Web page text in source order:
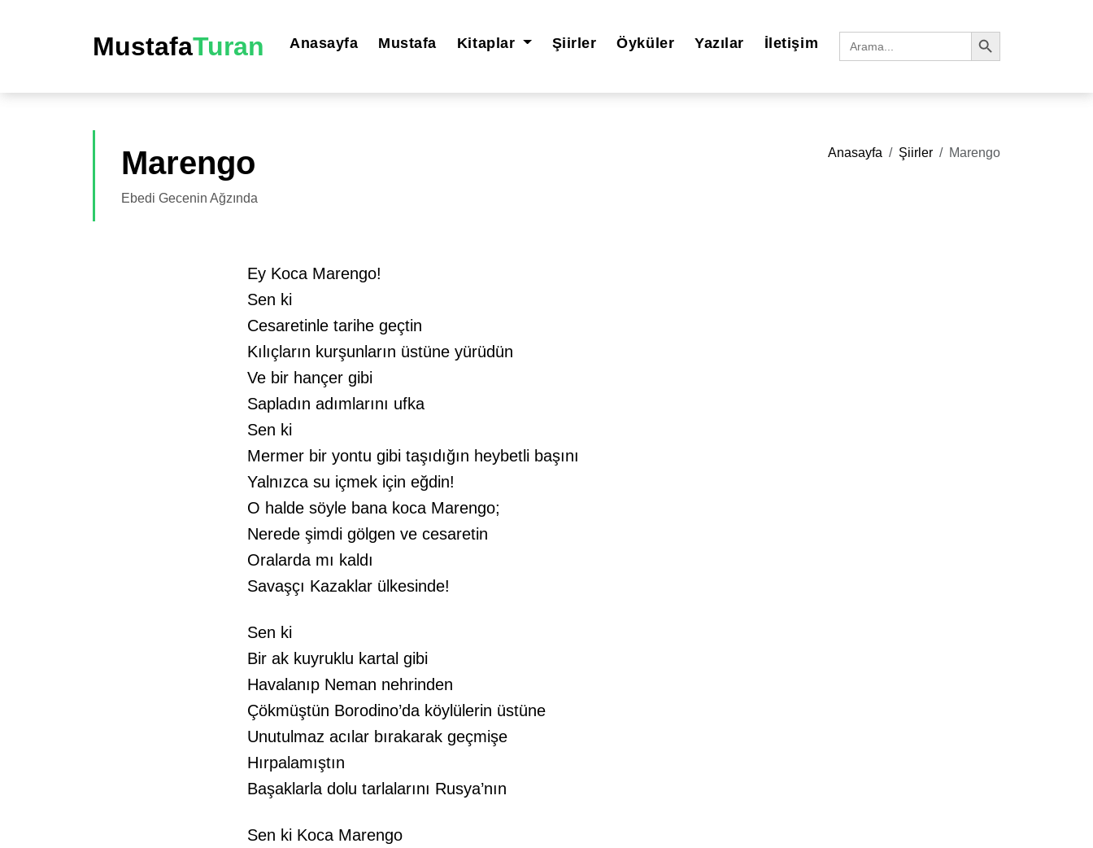
MustafaTuran Anasayfa Mustafa Kitaplar Şiirler Öyküler Yazılar İletişim
Search
for:
Search Button
Marengo
Ebedi Gecenin Ağzında
Anasayfa Şiirler Marengo
Ey Koca Marengo!
Sen ki
Cesaretinle tarihe geçtin
Kılıçların kurşunların üstüne yürüdün
Ve bir hançer gibi
Sapladın adımlarını ufka
Sen ki
Mermer bir yontu gibi taşıdığın heybetli başını
Yalnızca su içmek için eğdin!
O halde söyle bana koca Marengo;
Nerede şimdi gölgen ve cesaretin
Oralarda mı kaldı
Savaşçı Kazaklar ülkesinde!
Sen ki
Bir ak kuyruklu kartal gibi
Havalanıp Neman nehrinden
Çökmüştün Borodino’da köylülerin üstüne
Unutulmaz acılar bırakarak geçmişe
Hırpalamıştın
Başaklarla dolu tarlalarını Rusya’nın
Sen ki Koca Marengo